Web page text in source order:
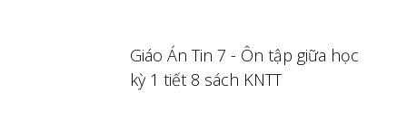
Giáo Án Tin 7 - Ôn tập giữa học
kỳ 1 tiết 8 sách KNTT